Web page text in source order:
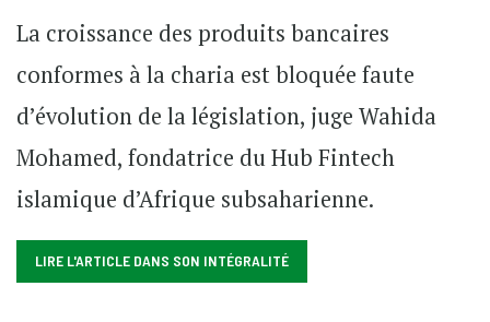
La croissance des produits bancaires
conformes à la charia est bloquée faute
d’évolution de la législation, juge Wahida
Mohamed, fondatrice du Hub Fintech
islamique d’Afrique subsaharienne.
LIRE L'ARTICLE DANS SON INTÉGRALITÉ